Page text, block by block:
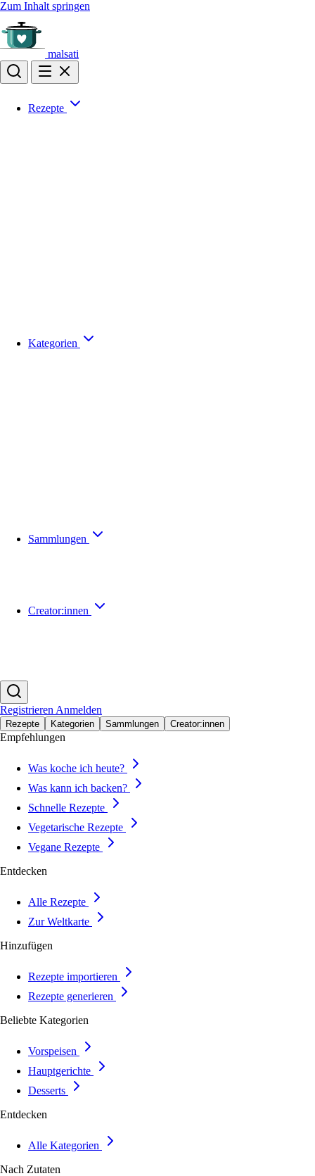
Zum Inhalt springen
malsati
Rezepte
Kategorien
Sammlungen
Creator:innen
Registrieren Anmelden
Rezepte Kategorien Sammlungen Creator:innen
Empfehlungen
Was koche ich heute?
Was kann ich backen?
Schnelle Rezepte
Vegetarische Rezepte
Vegane Rezepte
Entdecken
Alle Rezepte
Zur Weltkarte
Hinzufügen
Rezepte importieren
Rezepte generieren
Beliebte Kategorien
Vorspeisen
Hauptgerichte
Desserts
Entdecken
Alle Kategorien
Nach Zutaten